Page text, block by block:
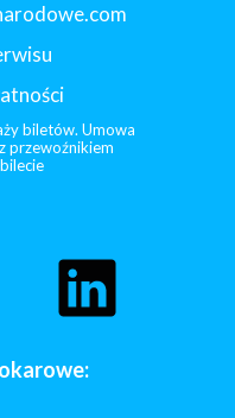
biletów. Umowa
przewoźnikiem